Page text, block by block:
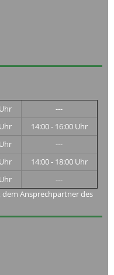
---
14:00 - 16:00 Uhr
---
14:00 - 18:00 Uhr
---
Ansprechpartner des